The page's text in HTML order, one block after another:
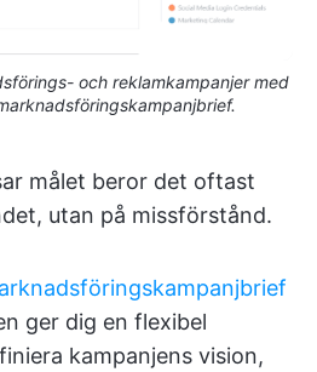
och reklamkampanjer med
målet beror det oftast
utan på missförstånd.
ger dig en flexibel
kampanjens vision,